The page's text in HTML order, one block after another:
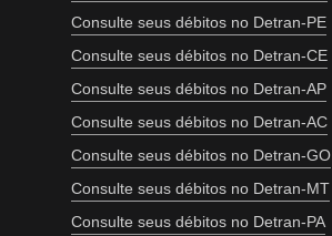
Consulte seus débitos no Detran-PE
Consulte seus débitos no Detran-CE
Consulte seus débitos no Detran-AP
Consulte seus débitos no Detran-AC
Consulte seus débitos no Detran-GO
Consulte seus débitos no Detran-MT
Consulte seus débitos no Detran-PA